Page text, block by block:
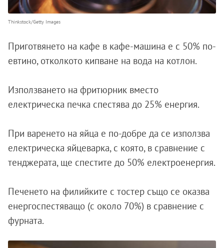
Thinkstock/Getty Images
Приготвянето на кафе в кафе-машина е с 50% по-
евтино, отколкото кипване на вода на котлон.
Използването на фритюрник вместо
електрическа печка спестява до 25% енергия.
При варенето на яйца е по-добре да се използва
електрическа яйцеварка, с която, в сравнение с
тенджерата, ще спестите до 50% електроенергия.
Печенето на филийките с тостер също се оказва
енергоспестяващо (с около 70%) в сравнение с
фурната.